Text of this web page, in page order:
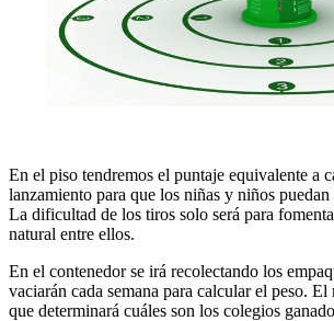
En el piso tendremos el puntaje equivalente a
lanzamiento para que los niñas y niños
La dificultad de los tiros solo será para
natural entre ellos.
En el contenedor se irá recolectando los
vaciarán cada semana para calcular el peso.
que determinará cuáles son los colegios